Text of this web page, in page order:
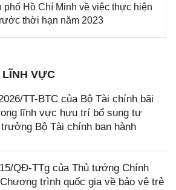
phố Hồ Chí Minh về việc thực hiện
thời hạn năm 2023
VỰC
TT-BTC của Bộ Tài chính bãi
lĩnh vực hưu trí bổ sung tự
Bộ Tài chính ban hành
QĐ-TTg của Thủ tướng Chính
trình quốc gia về bảo vệ trẻ